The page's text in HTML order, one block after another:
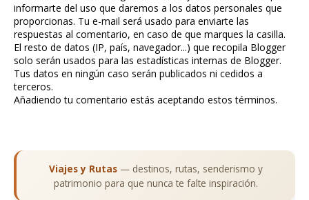
informarte del uso que daremos a los datos personales que
proporcionas. Tu e-mail será usado para enviarte las
respuestas al comentario, en caso de que marques la casilla.
El resto de datos (IP, país, navegador...) que recopila Blogger
solo serán usados para las estadísticas internas de Blogger.
Tus datos en ningún caso serán publicados ni cedidos a
terceros.
Añadiendo tu comentario estás aceptando estos términos.
Viajes y Rutas — destinos, rutas, senderismo y
patrimonio para que nunca te falte inspiración.